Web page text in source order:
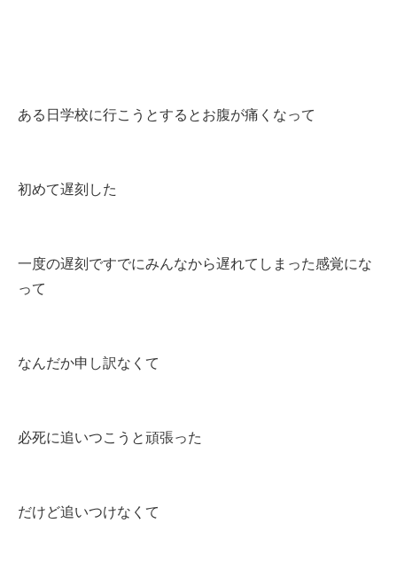
ある日学校に行こうとするとお腹が痛くなって
初めて遅刻した
一度の遅刻ですでにみんなから遅れてしまった感覚にな
って
なんだか申し訳なくて
必死に追いつこうと頑張った
だけど追いつけなくて